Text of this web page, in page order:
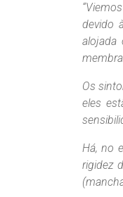
devido
alojada
Os
eles
Há, no
rigidez